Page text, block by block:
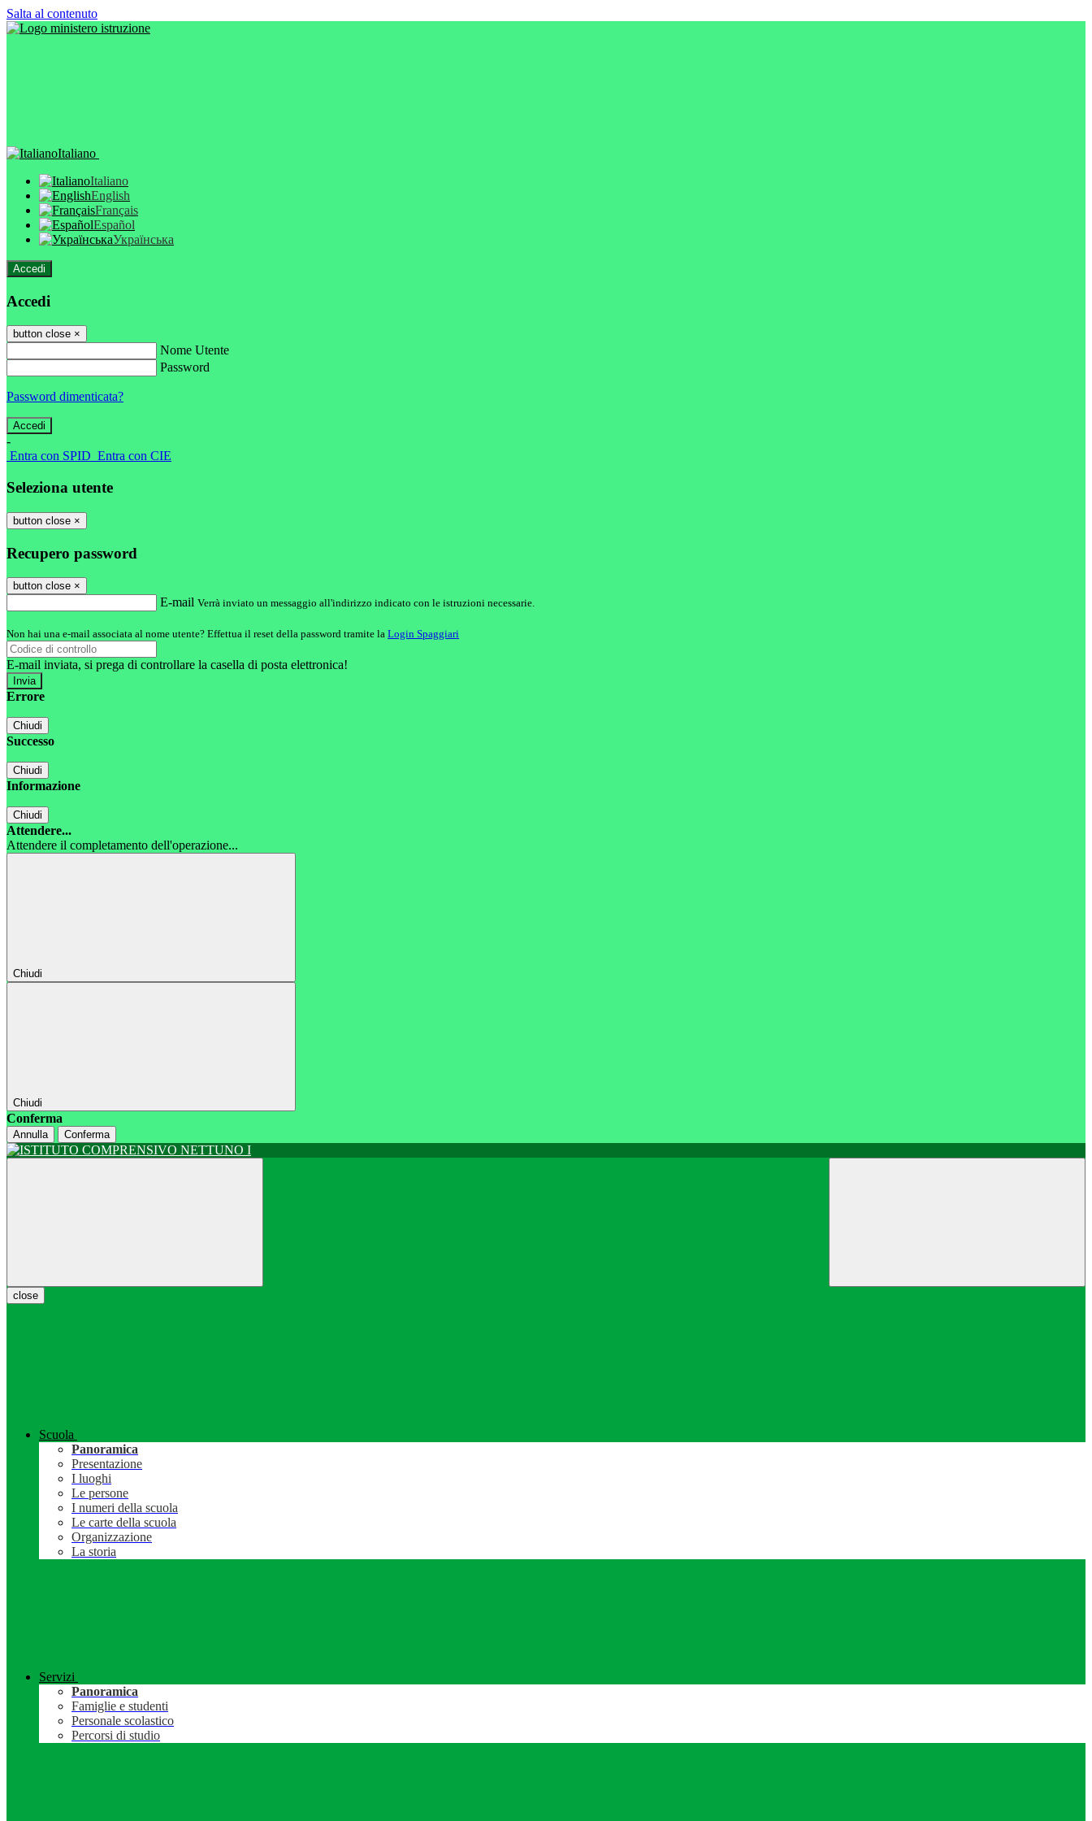
Salta al contenuto
Italiano
Italiano
English
Français
Español
Українська
Accedi
Accedi
button close ×
Nome Utente
Password
Password dimenticata?
-
Entra con SPID Entra con CIE
Seleziona utente
button close ×
Recupero password
button close ×
E-mail Verrà inviato un messaggio all'indirizzo indicato con le istruzioni necessarie.
Non hai una e-mail associata al nome utente? Effettua il reset della password tramite la Login Spaggiari
E-mail inviata, si prega di controllare la casella di posta elettronica!
Errore
Chiudi
Successo
Chiudi
Informazione
Chiudi
Attendere...
Attendere il completamento dell'operazione...
Chiudi
Chiudi
Conferma
Annulla Conferma
close
Scuola
Panoramica
Presentazione
I luoghi
Le persone
I numeri della scuola
Le carte della scuola
Organizzazione
La storia
Servizi
Panoramica
Famiglie e studenti
Personale scolastico
Percorsi di studio